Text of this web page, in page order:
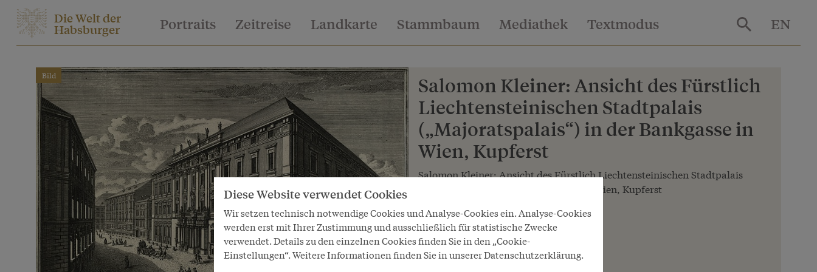
Die Welt der
Habsburger Portraits Zeitreise Landkarte Stammbaum Mediathek Textmodus EN
Bild
Salomon Kleiner: Ansicht des Fürstlich
Liechtensteinischen Stadtpalais
(„Majoratspalais“) in der Bankgasse in
Wien, Kupferst
Salomon Kleiner: Ansicht des Fürstlich Liechtensteinischen Stadtpalais
(„Majoratspalais“) in der Bankgasse in Wien, Kupferst
Copyright
Wien Museum
LeihgeberIn
Wien Museum
Diese Website verwendet Cookies
Wir setzen technisch notwendige Cookies und Analyse-Cookies ein. Analyse-Cookies
werden erst mit Ihrer Zustimmung und ausschließlich für statistische Zwecke
verwendet. Details zu den einzelnen Cookies finden Sie in den „Cookie-
Einstellungen“. Weitere Informationen finden Sie in unserer Datenschutzerklärung.